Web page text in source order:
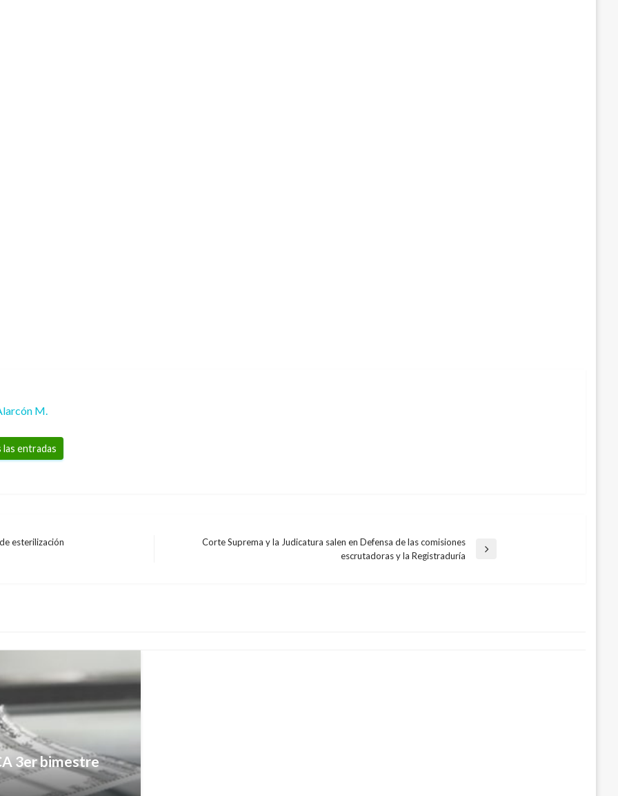
M.
entradas
esterilización
Corte Suprema y la Judicatura salen en Defensa de las comisiones
escrutadoras y la Registraduría
3er bimestre